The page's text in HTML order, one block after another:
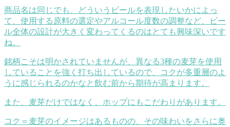
商品名は同じでも、どういうビールを表現したいかによっ
て、使用する原料の選定やアルコール度数の調整など、ビー
ル全体の設計が大きく変わってくるのはとても興味深いです
ね。
銘柄こそは明かされていませんが、異なる3種の麦芽を使用
していることを強く打ち出しているので、コクが多重層のよ
うに感じられるのかなと飲む前から期待が高まります。
また、麦芽だけではなく、ホップにもこだわりがあります。
コク＝麦芽のイメージはあるものの、その味わいをさらに奥